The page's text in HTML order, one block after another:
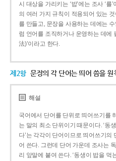
시 대상을 가리키는 ‘밥’에는 조사 ‘를
의 여러 가지 규칙이 적용되어 있는
를 만들고, 문장을 사용하는 데에는
럼 언어를 조직하거나 운영하는 데에
法)’이라고 한다.
제2항 문장의 각 단어는 띄어 씀을 원
해설
국어에서 단어를 단위로 띄어쓰기를
는 말의 최소 단위이기 때문이다. ‘동생
다’는 각각이 단어이므로 띄어쓰기의
어 쓴다. 그런데 단어 가운데 조사는
리 앞말에 붙여 쓴다. ‘동생이 밥을 먹